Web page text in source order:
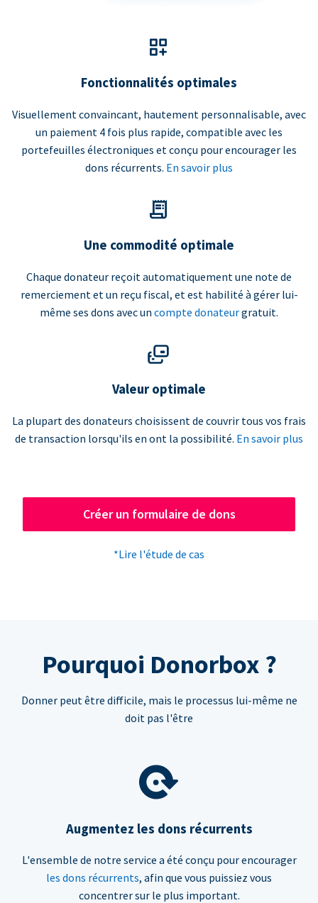
Fonctionnalités optimales
Visuellement convaincant, hautement personnalisable, avec
un paiement 4 fois plus rapide, compatible avec les
portefeuilles électroniques et conçu pour encourager les
dons récurrents. En savoir plus
Une commodité optimale
Chaque donateur reçoit automatiquement une note de
remerciement et un reçu fiscal, et est habilité à gérer lui-
même ses dons avec un compte donateurgratuit.
Valeur optimale
La plupart des donateurs choisissent de couvrir tous vos frais
de transaction lorsqu'ils en ont la possibilité. En savoir plus
Créer un formulaire de dons
*Lire l'étude de cas
Pourquoi Donorbox ?
Donner peut être difficile, mais le processus lui-même ne
doit pas l'être
Augmentez les dons récurrents
L'ensemble de notre service a été conçu pour encourager
les dons récurrents, afin que vous puissiez vous
concentrer sur le plus important.